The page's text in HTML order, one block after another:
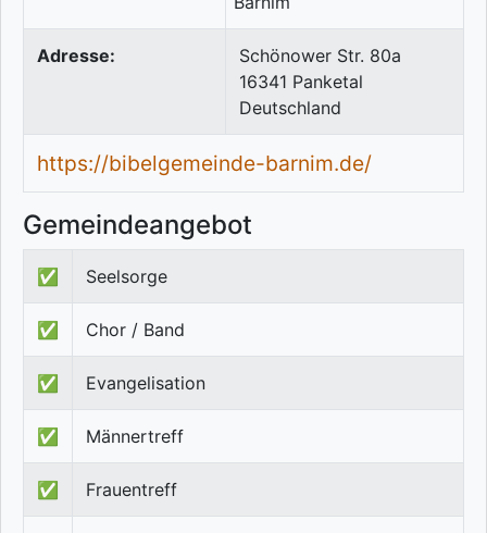
Adresse:
Schönower Str. 80a
16341 Panketal
Deutschland
https://bibelgemeinde-barnim.de/
Gemeindeangebot
✅ Seelsorge
✅ Chor / Band
✅ Evangelisation
✅ Männertreff
✅ Frauentreff